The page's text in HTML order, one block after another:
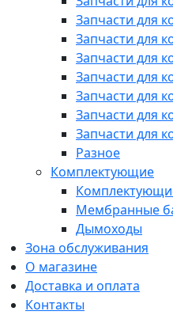
Запчасти для
Запчасти для
Запчасти для
Запчасти для
Запчасти для
Запчасти для
Запчасти для
Разное
Комплектующие
Мембранные
Дымоходы
Зона обслуживания
О магазине
Доставка и оплата
Контакты